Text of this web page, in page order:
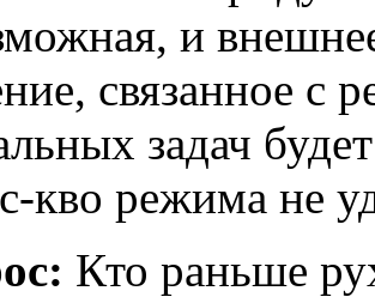
и
связанное с
задач
кво режима не
Кто раньше